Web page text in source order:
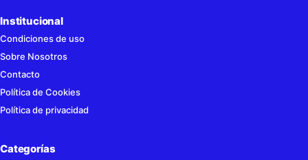
Institucional
Condiciones de uso
Sobre Nosotros
Contacto
Política de Cookies
Política de privacidad
Categorías